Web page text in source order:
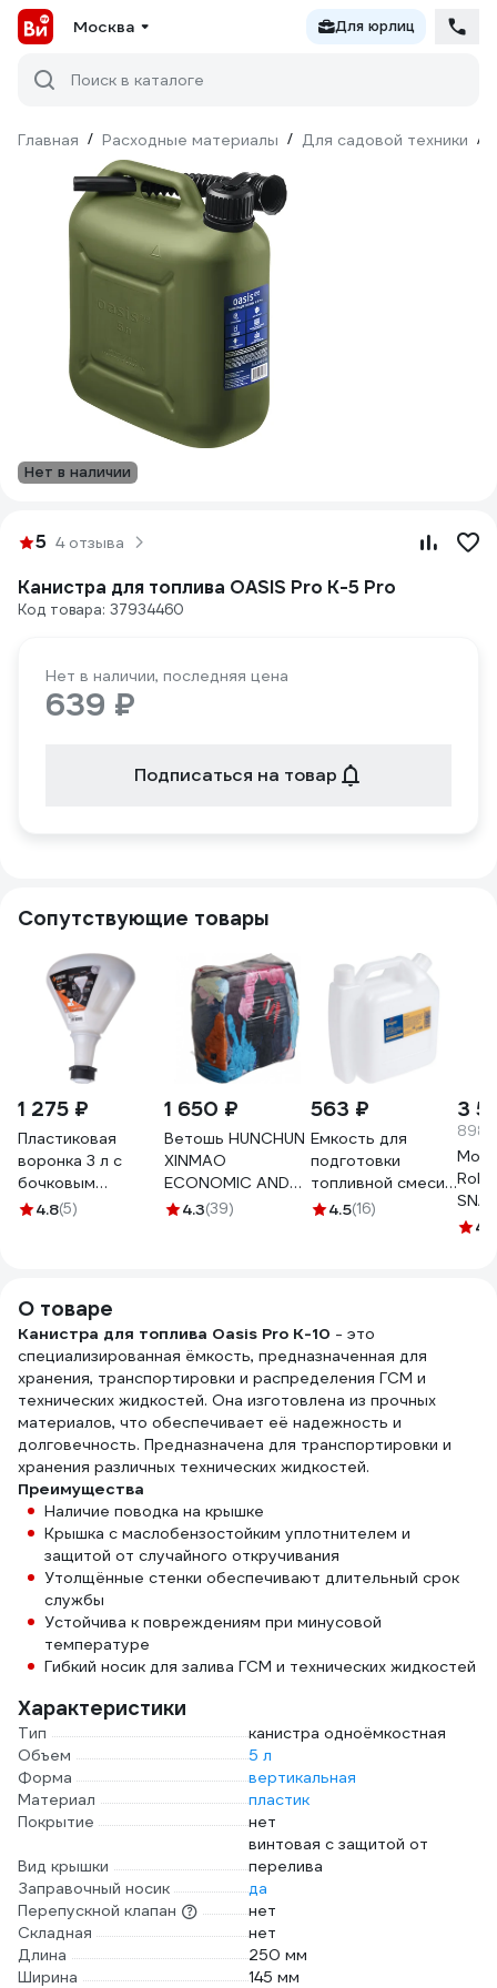
Москва Для юрлиц
Поиск в каталоге
Главная / Расходные материалы / Для садовой техники /
Нет в наличии
5 4 отзыва
Канистра для топлива OASIS Pro K-5 Pro
Код товара: 37934460
Нет в наличии, последняя цена
639 ₽
Подписаться на товар
Сопутствующие товары
1 275 ₽
Пластиковая
воронка 3 л с
бочковым
адаптером GROZ
4.8(5)
1 650 ₽
Ветошь HUNCHUN
XINMAO
ECONOMIC AND
TRADE CO., LTD
4.3(39)
563 ₽
Емкость для
подготовки
топливной смеси
20 - 25 - 40 -
4.5(16)
3
Rolf
SN/
4.7
О товаре
Канистра для топлива Oasis Pro K-10 - это
специализированная ёмкость, предназначенная для
хранения, транспортировки и распределения ГСМ и
технических жидкостей. Она изготовлена из прочных
материалов, что обеспечивает её надежность и
долговечность. Предназначена для транспортировки и
хранения различных технических жидкостей.
Преимущества
Наличие поводка на крышке
Крышка с маслобензостойким уплотнителем и
защитой от случайного откручивания
Утолщённые стенки обеспечивают длительный срок
службы
Устойчива к повреждениям при минусовой
температуре
Гибкий носик для залива ГСМ и технических жидкостей
Характеристики
Тип
канистра одноёмкостная
Объем
5 л
Форма
вертикальная
Материал
пластик
Покрытие
нет
Вид крышки
винтовая с защитой от
перелива
Заправочный носик
да
Перепускной клапан
нет
Складная
нет
Длина
250 мм
Ширина
145 мм